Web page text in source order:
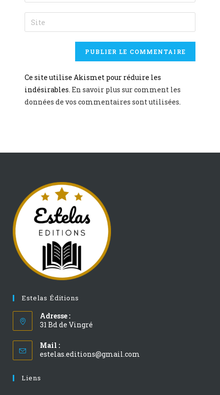
Ce site utilise Akismet pour réduire les
indésirables. En savoir plus sur comment les
données de vos commentaires sont utilisées.
Estelas Éditions
Adresse :
31 Bd de Vingré
Mail :
estelas.editions@gmail.com
Liens